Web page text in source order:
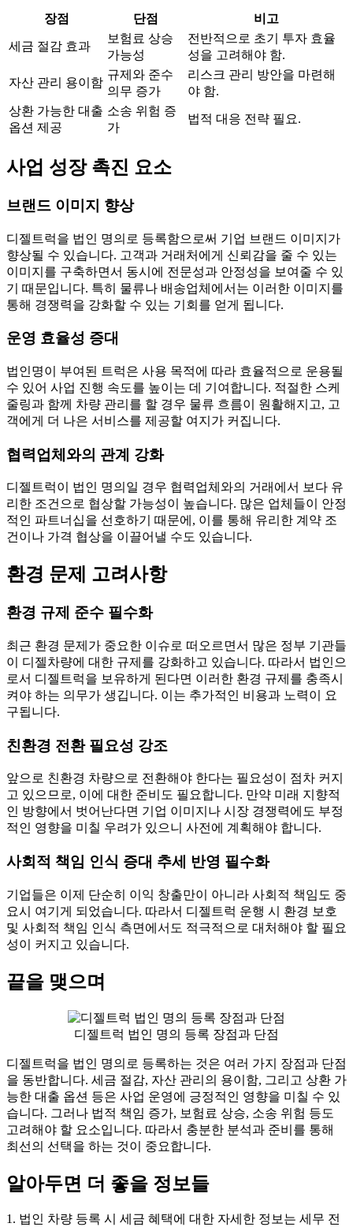
장점 단점 비고
세금 절감 효과
보험료 상승
가능성
전반적으로 초기 투자 효율
성을 고려해야 함.
자산 관리 용이함
규제와 준수
의무 증가
리스크 관리 방안을 마련해
야 함.
상환 가능한 대출
옵션 제공
소송 위험 증
가
법적 대응 전략 필요.
사업 성장 촉진 요소
브랜드 이미지 향상
디젤트럭을 법인 명의로 등록함으로써 기업 브랜드 이미지가
향상될 수 있습니다. 고객과 거래처에게 신뢰감을 줄 수 있는
이미지를 구축하면서 동시에 전문성과 안정성을 보여줄 수 있
기 때문입니다. 특히 물류나 배송업체에서는 이러한 이미지를
통해 경쟁력을 강화할 수 있는 기회를 얻게 됩니다.
운영 효율성 증대
법인명이 부여된 트럭은 사용 목적에 따라 효율적으로 운용될
수 있어 사업 진행 속도를 높이는 데 기여합니다. 적절한 스케
줄링과 함께 차량 관리를 할 경우 물류 흐름이 원활해지고, 고
객에게 더 나은 서비스를 제공할 여지가 커집니다.
협력업체와의 관계 강화
디젤트럭이 법인 명의일 경우 협력업체와의 거래에서 보다 유
리한 조건으로 협상할 가능성이 높습니다. 많은 업체들이 안정
적인 파트너십을 선호하기 때문에, 이를 통해 유리한 계약 조
건이나 가격 협상을 이끌어낼 수도 있습니다.
환경 문제 고려사항
환경 규제 준수 필수화
최근 환경 문제가 중요한 이슈로 떠오르면서 많은 정부 기관들
이 디젤차량에 대한 규제를 강화하고 있습니다. 따라서 법인으
로서 디젤트럭을 보유하게 된다면 이러한 환경 규제를 충족시
켜야 하는 의무가 생깁니다. 이는 추가적인 비용과 노력이 요
구됩니다.
친환경 전환 필요성 강조
앞으로 친환경 차량으로 전환해야 한다는 필요성이 점차 커지
고 있으므로, 이에 대한 준비도 필요합니다. 만약 미래 지향적
인 방향에서 벗어난다면 기업 이미지나 시장 경쟁력에도 부정
적인 영향을 미칠 우려가 있으니 사전에 계획해야 합니다.
사회적 책임 인식 증대 추세 반영 필수화
기업들은 이제 단순히 이익 창출만이 아니라 사회적 책임도 중
요시 여기게 되었습니다. 따라서 디젤트럭 운행 시 환경 보호
및 사회적 책임 인식 측면에서도 적극적으로 대처해야 할 필요
성이 커지고 있습니다.
끝을 맺으며
디젤트럭 법인 명의 등록 장점과 단점
디젤트럭을 법인 명의로 등록하는 것은 여러 가지 장점과 단점
을 동반합니다. 세금 절감, 자산 관리의 용이함, 그리고 상환 가
능한 대출 옵션 등은 사업 운영에 긍정적인 영향을 미칠 수 있
습니다. 그러나 법적 책임 증가, 보험료 상승, 소송 위험 등도
고려해야 할 요소입니다. 따라서 충분한 분석과 준비를 통해
최선의 선택을 하는 것이 중요합니다.
알아두면 더 좋을 정보들
1. 법인 차량 등록 시 세금 혜택에 대한 자세한 정보는 세무 전